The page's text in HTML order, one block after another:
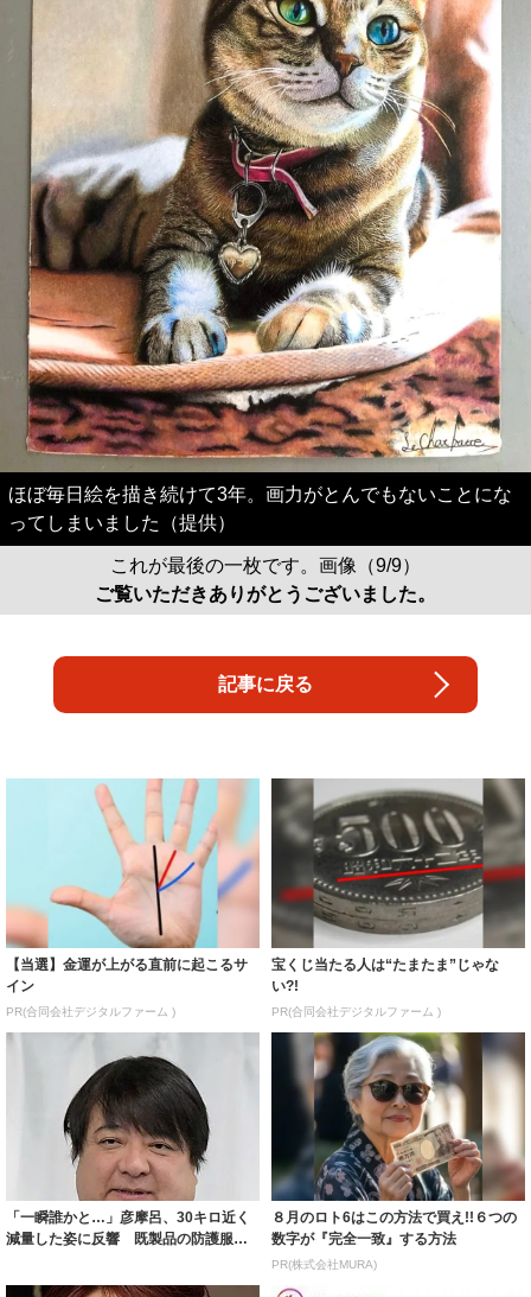
ほぼ毎日絵を描き続けて3年。画力がとんでもないことにな
ってしまいました（提供）
これが最後の一枚です。画像（9/9）
ご覧いただきありがとうございました。
記事に戻る
【当選】金運が上がる直前に起こるサ
イン
PR(合同会社デジタルファーム )
宝くじ当たる人は“たまたま”じゃな
い?!
PR(合同会社デジタルファーム )
「一瞬誰かと…」彦摩呂、30キロ近く
減量した姿に反響 既製品の防護服が
８月のロト6はこの方法で買え!!６つの
数字が『完全一致』する方法
PR(株式会社MURA)